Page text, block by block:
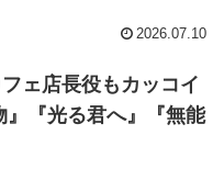
2026.07.10
ェ店長役もカッコイ
』『光る君へ』『無能